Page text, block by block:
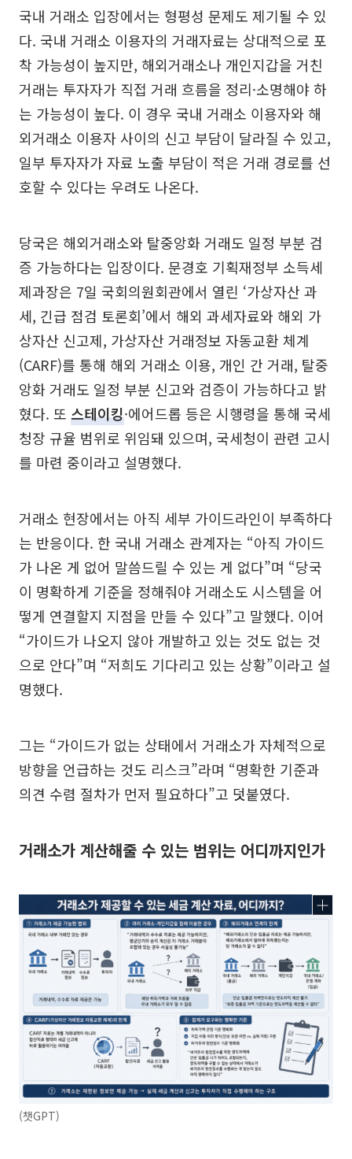
국내 거래소 입장에서는 형평성 문제도 제기될 수 있
다. 국내 거래소 이용자의 거래자료는 상대적으로 포
착 가능성이 높지만, 해외거래소나 개인지갑을 거친
거래는 투자자가 직접 거래 흐름을 정리·소명해야 하
는 가능성이 높다. 이 경우 국내 거래소 이용자와 해
외거래소 이용자 사이의 신고 부담이 달라질 수 있고,
일부 투자자가 자료 노출 부담이 적은 거래 경로를 선
호할 수 있다는 우려도 나온다.
당국은 해외거래소와 탈중앙화 거래도 일정 부분 검
증 가능하다는 입장이다. 문경호 기획재정부 소득세
제과장은 7일 국회의원회관에서 열린 ‘가상자산 과
세, 긴급 점검 토론회’에서 해외 과세자료와 해외 가
상자산 신고제, 가상자산 거래정보 자동교환 체계
(CARF)를 통해 해외 거래소 이용, 개인 간 거래, 탈중
앙화 거래도 일정 부분 신고와 검증이 가능하다고 밝
혔다. 또 스테이킹·에어드롭 등은 시행령을 통해 국세
청장 규율 범위로 위임돼 있으며, 국세청이 관련 고시
를 마련 중이라고 설명했다.
거래소 현장에서는 아직 세부 가이드라인이 부족하다
는 반응이다. 한 국내 거래소 관계자는 “아직 가이드
가 나온 게 없어 말씀드릴 수 있는 게 없다”며 “당국
이 명확하게 기준을 정해줘야 거래소도 시스템을 어
떻게 연결할지 지점을 만들 수 있다”고 말했다. 이어
“가이드가 나오지 않아 개발하고 있는 것도 없는 것
으로 안다”며 “저희도 기다리고 있는 상황”이라고 설
명했다.
그는 “가이드가 없는 상태에서 거래소가 자체적으로
방향을 언급하는 것도 리스크”라며 “명확한 기준과
의견 수렴 절차가 먼저 필요하다”고 덧붙였다.
거래소가 계산해줄 수 있는 범위는 어디까지인가
(챗GPT)